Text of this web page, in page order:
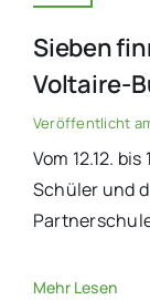
Sieben
Voltaire-
Veröffentlicht
Vom 12.12.
Schüler und
Mehr Lesen